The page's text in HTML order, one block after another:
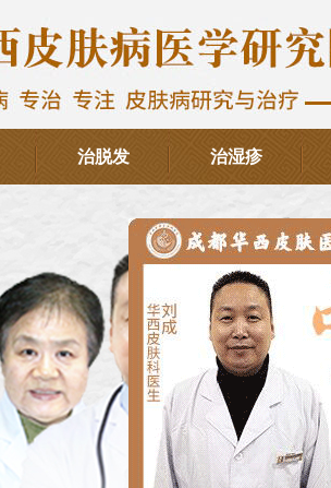
治脱发 治湿疹